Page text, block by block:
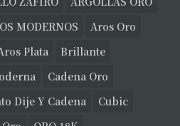
MODERNOS
Aros Oro
Plata
Brillante
Cadena Oro
Dije Y Cadena
Cubic